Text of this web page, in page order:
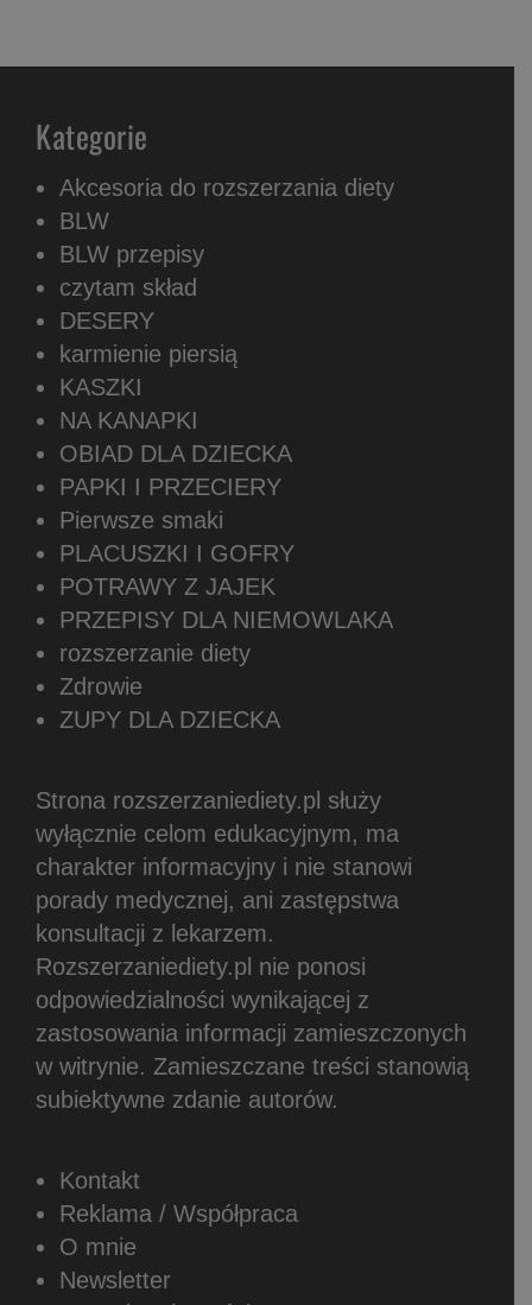
Kategorie
Akcesoria do rozszerzania diety
BLW
BLW przepisy
czytam skład
DESERY
karmienie piersią
KASZKI
NA KANAPKI
OBIAD DLA DZIECKA
PAPKI I PRZECIERY
Pierwsze smaki
PLACUSZKI I GOFRY
POTRAWY Z JAJEK
PRZEPISY DLA NIEMOWLAKA
rozszerzanie diety
Zdrowie
ZUPY DLA DZIECKA
Strona rozszerzaniediety.pl służy
wyłącznie celom edukacyjnym, ma
charakter informacyjny i nie stanowi
porady medycznej, ani zastępstwa
konsultacji z lekarzem.
Rozszerzaniediety.pl nie ponosi
odpowiedzialności wynikającej z
zastosowania informacji zamieszczonych
w witrynie. Zamieszczane treści stanowią
subiektywne zdanie autorów.
Kontakt
Reklama / Współpraca
O mnie
Newsletter